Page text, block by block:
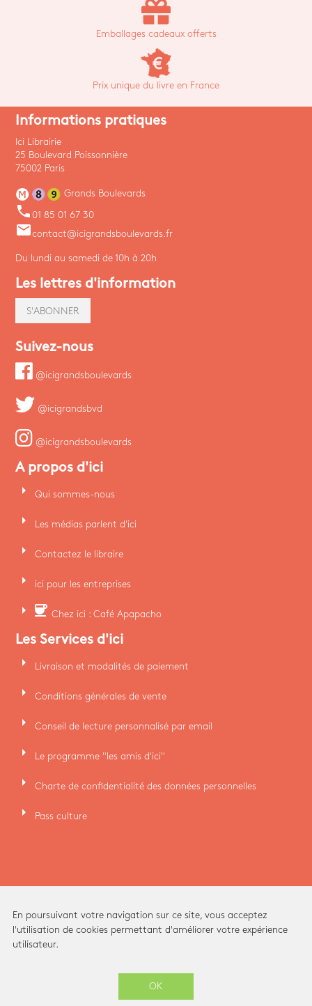
Emballages cadeaux offerts
Prix unique du livre en France
Informations pratiques
Ici Librairie
25 Boulevard Poissonnière
75002 Paris
Grands Boulevards
phone 01 85 01 67 30
emailcontact@icigrandsboulevards.fr
Du lundi au samedi de 10h à 20h
Les lettres d'information
S'ABONNER
Suivez-nous
@icigrandsboulevards
@icigrandsbvd
@icigrandsboulevards
A propos d'ici
arrow_right Qui sommes-nous
arrow_right Les médias parlent d'ici
arrow_right Contactez le libraire
arrow_right ici pour les entreprises
arrow_right coffee Chez ici : Café Apapacho
Les Services d'ici
arrow_right Livraison et modalités de paiement
arrow_right Conditions générales de vente
arrow_right Conseil de lecture personnalisé par email
arrow_right Le programme "les amis d'ici"
arrow_right Charte de confidentialité des données personnelles
arrow_right Pass culture
Ici Librairie - Paris Grands Boulevards © 2026 -
En poursuivant votre navigation sur ce site, vous acceptez
l'utilisation de cookies permettant d'améliorer votre expérience
utilisateur.
OK